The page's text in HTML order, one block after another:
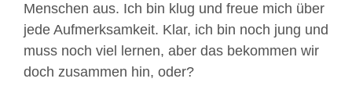
Menschen aus. Ich bin klug und freue mich über
jede Aufmerksamkeit. Klar, ich bin noch jung und
muss noch viel lernen, aber das bekommen wir
doch zusammen hin, oder?